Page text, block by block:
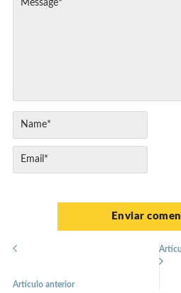
Artículo anterior